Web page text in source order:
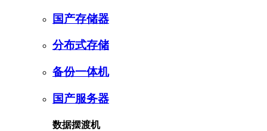
国产存储器
分布式存储
备份一体机
国产服务器
数据摆渡机